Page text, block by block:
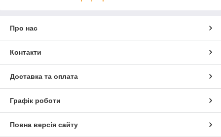
Про нас
Контакти
Доставка та оплата
Графік роботи
Повна версія сайту